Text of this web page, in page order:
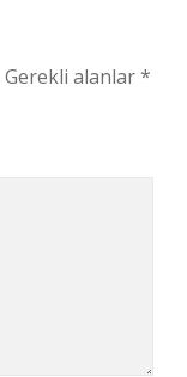
Gerekli alanlar*